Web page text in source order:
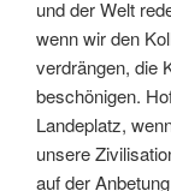
und der Welt
wenn wir den
verdrängen, die
beschönigen.
Landeplatz,
unsere
auf der